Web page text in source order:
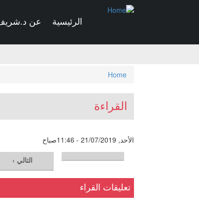
الرئيسية عن
You
are
here
Home
القراءة
الأحد, 21/07/2019 - 11:46صباح
التالي ›
تعليقات القراء